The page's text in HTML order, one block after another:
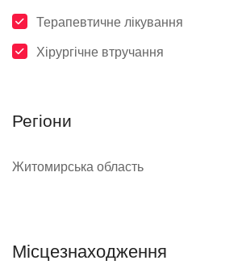
Терапевтичне лікування
Хірургічне втручання
Регіони
Житомирська область
Місцезнаходження